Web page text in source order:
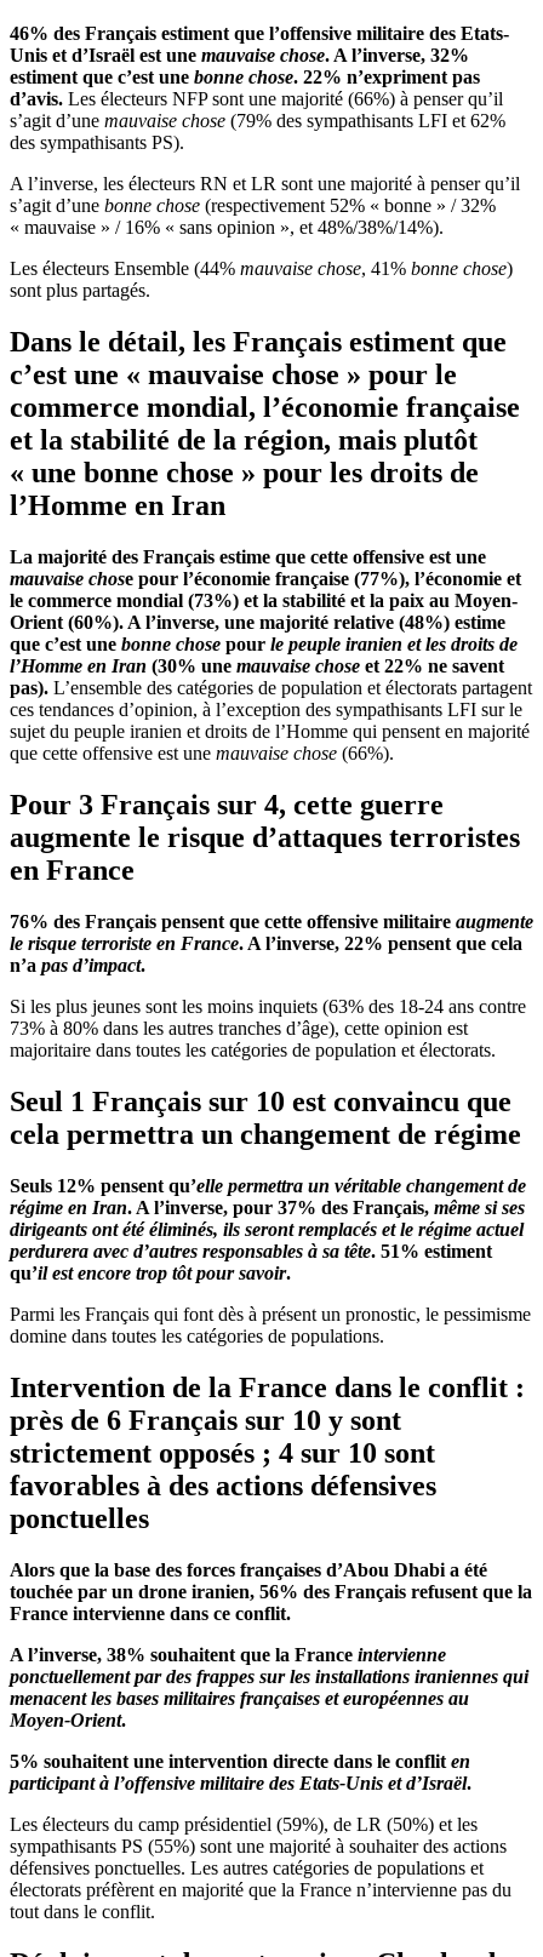
46% des Français estiment que l’offensive militaire des Etats-
Unis et d’Israël est une mauvaise chose. A l’inverse, 32%
estiment que c’est une bonne chose. 22% n’expriment pas
d’avis. Les électeurs NFP sont une majorité (66%) à penser qu’il
s’agit d’une mauvaise chose (79% des sympathisants LFI et 62%
des sympathisants PS).
A l’inverse, les électeurs RN et LR sont une majorité à penser qu’il
s’agit d’une bonne chose (respectivement 52% « bonne » / 32%
« mauvaise » / 16% « sans opinion », et 48%/38%/14%).
Les électeurs Ensemble (44% mauvaise chose, 41% bonne chose)
sont plus partagés.
Dans le détail, les Français estiment que
c’est une « mauvaise chose » pour le
commerce mondial, l’économie française
et la stabilité de la région, mais plutôt
« une bonne chose » pour les droits de
l’Homme en Iran
La majorité des Français estime que cette offensive est une
mauvaise chose pour l’économie française (77%), l’économie et
le commerce mondial (73%) et la stabilité et la paix au Moyen-
Orient (60%). A l’inverse, une majorité relative (48%) estime
que c’est une bonne chose pour le peuple iranien et les droits de
l’Homme en Iran (30% une mauvaise chose et 22% ne savent
pas). L’ensemble des catégories de population et électorats partagent
ces tendances d’opinion, à l’exception des sympathisants LFI sur le
sujet du peuple iranien et droits de l’Homme qui pensent en majorité
que cette offensive est une mauvaise chose (66%).
Pour 3 Français sur 4, cette guerre
augmente le risque d’attaques terroristes
en France
76% des Français pensent que cette offensive militaire augmente
le risque terroriste en France. A l’inverse, 22% pensent que cela
n’a pas d’impact.
Si les plus jeunes sont les moins inquiets (63% des 18-24 ans contre
73% à 80% dans les autres tranches d’âge), cette opinion est
majoritaire dans toutes les catégories de population et électorats.
Seul 1 Français sur 10 est convaincu que
cela permettra un changement de régime
Seuls 12% pensent qu’elle permettra un véritable changement de
régime en Iran. A l’inverse, pour 37% des Français, même si ses
dirigeants ont été éliminés, ils seront remplacés et le régime actuel
perdurera avec d’autres responsables à sa tête. 51% estiment
qu’il est encore trop tôt pour savoir.
Parmi les Français qui font dès à présent un pronostic, le pessimisme
domine dans toutes les catégories de populations.
Intervention de la France dans le conflit :
près de 6 Français sur 10 y sont
strictement opposés ; 4 sur 10 sont
favorables à des actions défensives
ponctuelles
Alors que la base des forces françaises d’Abou Dhabi a été
touchée par un drone iranien, 56% des Français refusent que la
France intervienne dans ce conflit.
A l’inverse, 38% souhaitent que la France intervienne
ponctuellement par des frappes sur les installations iraniennes qui
menacent les bases militaires françaises et européennes au
Moyen-Orient.
5% souhaitent une intervention directe dans le conflit en
participant à l’offensive militaire des Etats-Unis et d’Israël.
Les électeurs du camp présidentiel (59%), de LR (50%) et les
sympathisants PS (55%) sont une majorité à souhaiter des actions
défensives ponctuelles. Les autres catégories de populations et
électorats préfèrent en majorité que la France n’intervienne pas du
tout dans le conflit.